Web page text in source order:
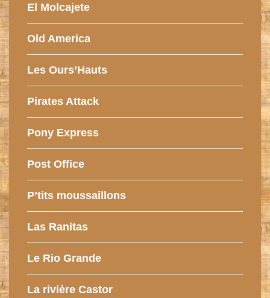
El Molcajete
Old America
Les Ours’Hauts
Pirates Attack
Pony Express
Post Office
P’tits moussaillons
Las Ranitas
Le Rio Grande
La rivière Castor